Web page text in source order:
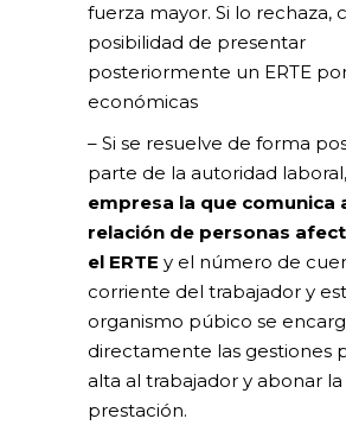
fuerza mayor. Si lo rechaza,
posibilidad de presentar
posteriormente un ERTE
económicas
– Si se resuelve de forma
parte de la autoridad laboral,
empresa la que comunica
relación de personas
el ERTE y el número de
corriente del trabajador y
organismo púbico se
directamente las gestiones
alta al trabajador y abonar la
prestación.